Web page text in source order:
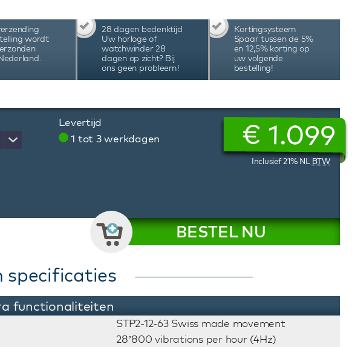
Speyk Courage horloges zijn leverbaar in verschillende
B horloge wordt geleverd in een chique lederen etui met
garantie.
wordt
28 dagen bedenktijd
Uw horloge of
watchwinder 28
dagen op zicht? Bij
ons geen probleem!
Kortingsysteem
Spaar tussen de 5%
en 12,5% korting op
uw volgende
bestelling!
Levertijd
1 tot 3 werkdagen
€ 1.099
Inclusief 21% NL BTW
BESTEL NU
specificaties
functionaliteiten
STP2-12-63 Swiss made movement
28’800 vibrations per hour (4Hz)